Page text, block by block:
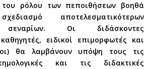
του ρόλου των πεποιθήσεων βοηθά
αποτελεσματικότερων
σεναρίων. Οι διδάσκοντες
ειδικοί επιμορφωτές και
θα λαμβάνουν υπόψη τους τις
και τις διδακτικές